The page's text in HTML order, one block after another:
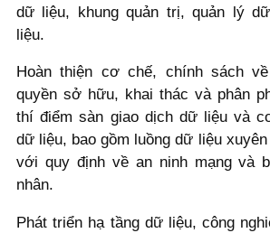
dữ liệu, khung quản trị, quản lý
liệu.
Hoàn thiện cơ chế, chính sách
quyền sở hữu, khai thác và phân
thí điểm sàn giao dịch dữ liệu và
dữ liệu, bao gồm luồng dữ liệu
với quy định về an ninh mạng và
nhân.
Phát triển hạ tầng dữ liệu, công